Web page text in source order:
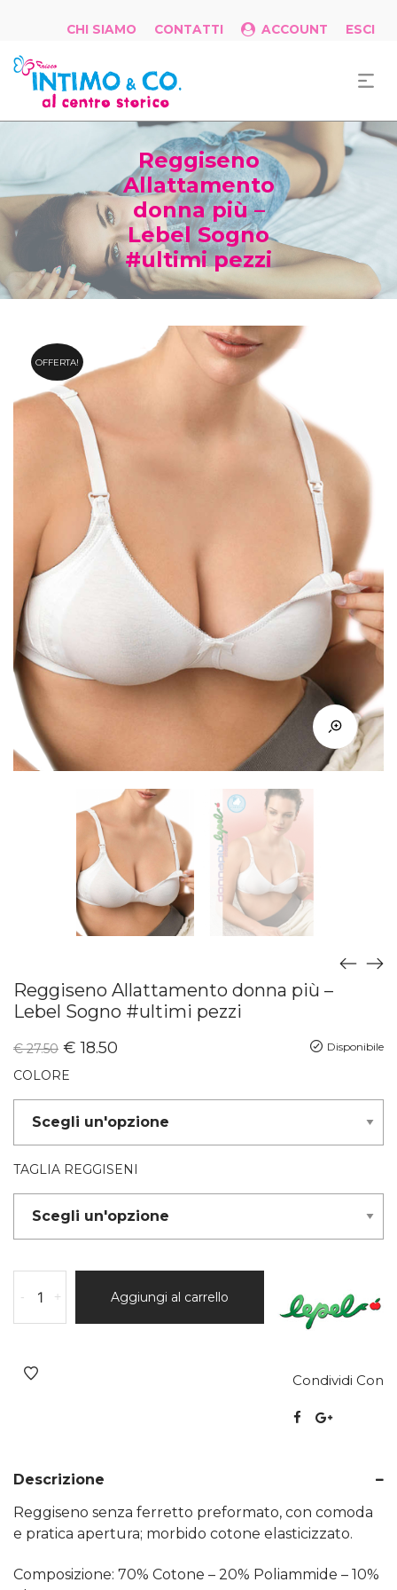
CHI SIAMO CONTATTI ACCOUNT ESCI
Reggiseno
Allattamento
donna più –
Lebel Sogno
#ultimi pezzi
OFFERTA!
Reggiseno Allattamento donna più –
Lebel Sogno #ultimi pezzi
Disponibile
€27.50 € 18.50
COLORE
TAGLIA REGGISENI
- + Aggiungi al carrello
Condividi Con
Descrizione
Reggiseno senza ferretto preformato, con comoda
e pratica apertura; morbido cotone elasticizzato.
Composizione: 70% Cotone – 20% Poliammide – 10%